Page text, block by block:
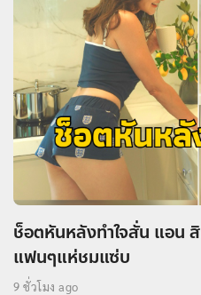
ช็อตหันหลังทำใจสั่น แอน
แฟนๆแห่ชมแซ่บ
9 ชั่วโมง ago